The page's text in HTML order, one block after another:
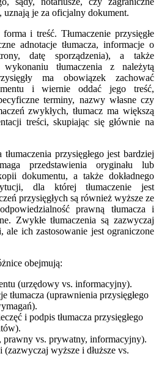
je za oficjalny dokument.
i treść. Tłumaczenie przysięgłe
adnotacje tłumacza, informacje o
datę sporządzenia), a także
tłumaczenia z należytą
ma obowiązek zachować
i wiernie oddać jego treść,
terminy, nazwy własne czy
zwykłych, tłumacz ma większą
treści, skupiając się głównie na
przysięgłego jest bardziej
przedstawienia oryginału lub
dokumentu, a także dokładnego
dla której tłumaczenie jest
przysięgłych są również wyższe ze
prawną tłumacza i
Zwykłe tłumaczenia są zazwyczaj
ale ich zastosowanie jest ograniczone
obejmują:
(urzędowy vs. informacyjny).
tłumacza (uprawnienia przysięgłego
i podpis tłumacza przysięgłego
prawny vs. prywatny, informacyjny).
wyższe i dłuższe vs.